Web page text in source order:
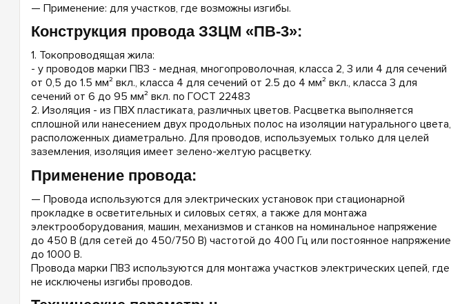
— Применение: для участков, где возможны изгибы.
Конструкция провода ЗЗЦМ «ПВ-3»:
1. Токопроводящая жила:
- у проводов марки ПВ3 - медная, многопроволочная, класса 2, 3 или 4 для сечений
от 0,5 до 1.5 мм² вкл., класса 4 для сечений от 2.5 до 4 мм² вкл., класса 3 для
сечений от 6 до 95 мм² вкл. по ГОСТ 22483
2. Изоляция - из ПВХ пластиката, различных цветов. Расцветка выполняется
сплошной или нанесением двух продольных полос на изоляции натурального цвета,
расположенных диаметрально. Для проводов, используемых только для целей
заземления, изоляция имеет зелено-желтую расцветку.
Применение провода:
— Провода используются для электрических установок при стационарной
прокладке в осветительных и силовых сетях, а также для монтажа
электрооборудования, машин, механизмов и станков на номинальное напряжение
до 450 В (для сетей до 450/750 В) частотой до 400 Гц или постоянное напряжение
до 1000 В.
Провода марки ПВ3 используются для монтажа участков электрических цепей, где
не исключены изгибы проводов.